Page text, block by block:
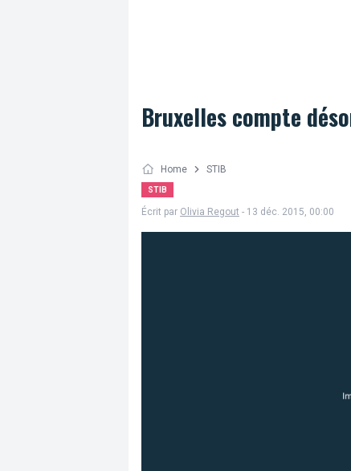
Bruxelles compte
Home STIB
STIB
Écrit par Olivia Regout - 13 déc. 2015, 00:00